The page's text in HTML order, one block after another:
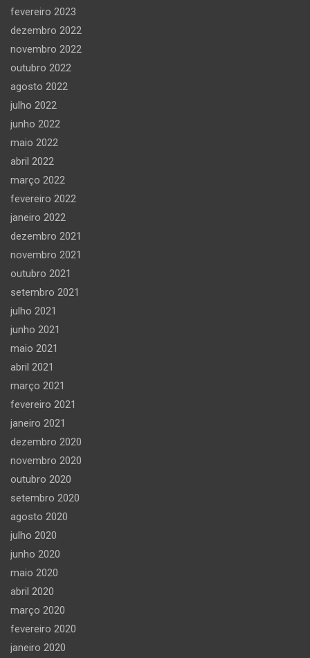
fevereiro 2023
dezembro 2022
novembro 2022
outubro 2022
agosto 2022
julho 2022
junho 2022
maio 2022
abril 2022
março 2022
fevereiro 2022
janeiro 2022
dezembro 2021
novembro 2021
outubro 2021
setembro 2021
julho 2021
junho 2021
maio 2021
abril 2021
março 2021
fevereiro 2021
janeiro 2021
dezembro 2020
novembro 2020
outubro 2020
setembro 2020
agosto 2020
julho 2020
junho 2020
maio 2020
abril 2020
março 2020
fevereiro 2020
janeiro 2020